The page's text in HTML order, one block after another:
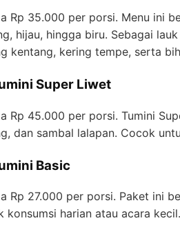
Rp 35.000 per porsi. Menu ini
hijau, hingga biru. Sebagai
kentang, kering tempe, serta
Super Liwet
Rp 45.000 per porsi. Tumini
dan sambal lalapan. Cocok
Basic
Rp 27.000 per porsi. Paket ini
konsumsi harian atau acara kecil.